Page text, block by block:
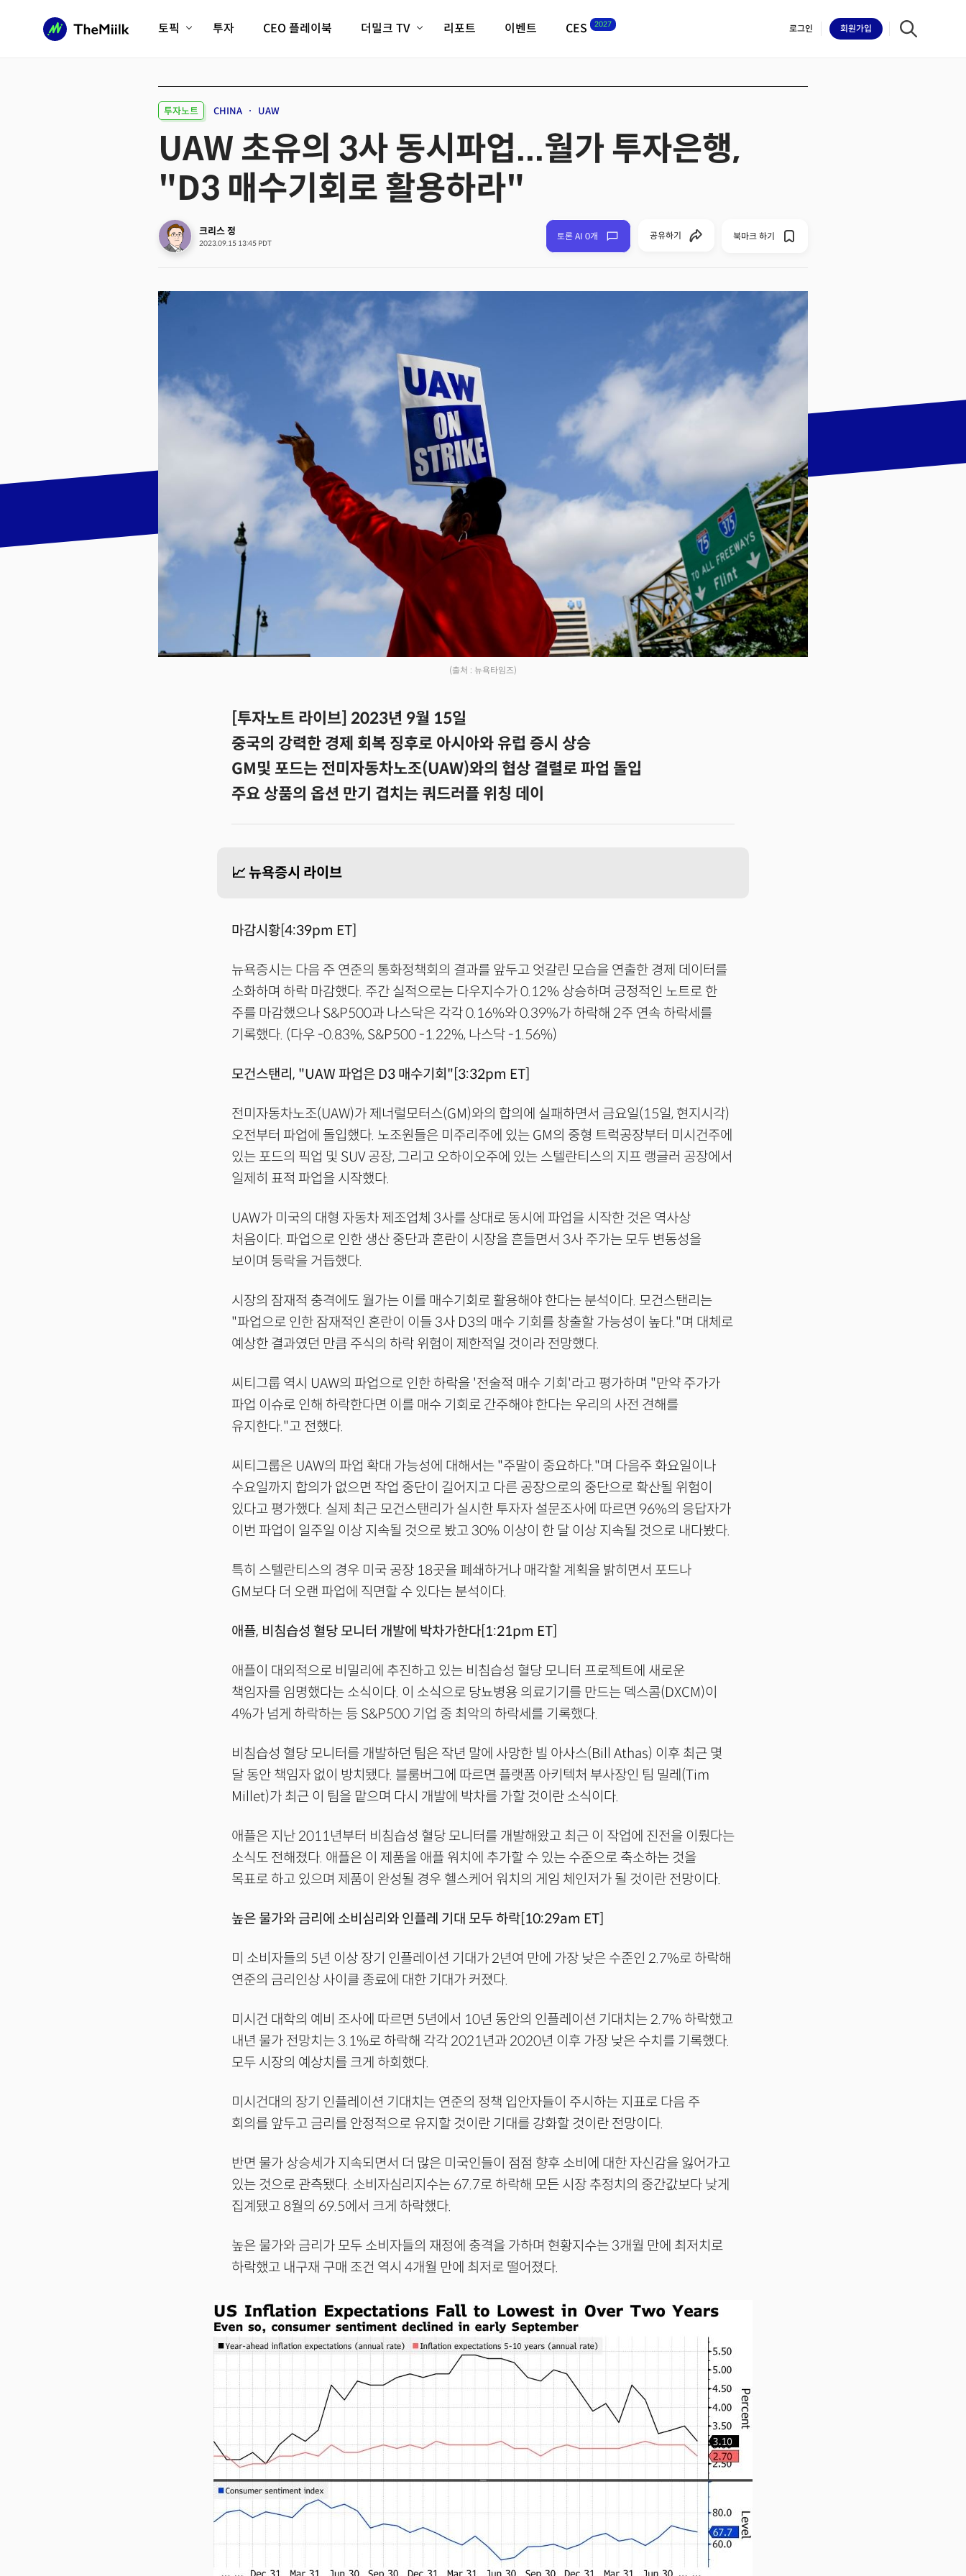
토픽
피지컬AI/로봇
AX비즈니스혁명 미래 교육/직업
전체 기사 보기
투자 CEO 플레이북 더밀크 TV
크리스의 뉴욕 시그널
더밀크 아카데미
더웨이브/트렌드쇼
리포트 이벤트 CES 2027
필드 가이드
CES2027 with TheMiilk
로그인 회원가입
투자노트 CHINA UAW
UAW 초유의 3사 동시파업...월가 투자은행,
"D3 매수기회로 활용하라"
크리스 정
2023.09.15 13:45 PDT
토론 AI 0개 공유하기
Twitter
기사링크 복사하기
북마크 하기
(출처 : 뉴욕타임즈)
[투자노트 라이브] 2023년 9월 15일
중국의 강력한 경제 회복 징후로 아시아와 유럽 증시 상승
GM및 포드는 전미자동차노조(UAW)와의 협상 결렬로 파업 돌입
주요 상품의 옵션 만기 겹치는 쿼드러플 위칭 데이
📈 뉴욕증시 라이브
마감시황[4:39pm ET]
뉴욕증시는 다음 주 연준의 통화정책회의 결과를 앞두고 엇갈린 모습을 연출한 경제 데이터를
소화하며 하락 마감했다. 주간 실적으로는 다우지수가 0.12% 상승하며 긍정적인 노트로 한
주를 마감했으나 S&P500과 나스닥은 각각 0.16%와 0.39%가 하락해 2주 연속 하락세를
기록했다. (다우 -0.83%, S&P500 -1.22%, 나스닥 -1.56%)
모건스탠리, "UAW 파업은 D3 매수기회"[3:32pm ET]
전미자동차노조(UAW)가 제너럴모터스(GM)와의 합의에 실패하면서 금요일(15일, 현지시각)
오전부터 파업에 돌입했다. 노조원들은 미주리주에 있는 GM의 중형 트럭공장부터 미시건주에
있는 포드의 픽업 및 SUV 공장, 그리고 오하이오주에 있는 스텔란티스의 지프 랭글러 공장에서
일제히 표적 파업을 시작했다.
UAW가 미국의 대형 자동차 제조업체 3사를 상대로 동시에 파업을 시작한 것은 역사상
처음이다. 파업으로 인한 생산 중단과 혼란이 시장을 흔들면서 3사 주가는 모두 변동성을
보이며 등락을 거듭했다.
시장의 잠재적 충격에도 월가는 이를 매수기회로 활용해야 한다는 분석이다. 모건스탠리는
"파업으로 인한 잠재적인 혼란이 이들 3사 D3의 매수 기회를 창출할 가능성이 높다."며 대체로
예상한 결과였던 만큼 주식의 하락 위험이 제한적일 것이라 전망했다.
씨티그룹 역시 UAW의 파업으로 인한 하락을 '전술적 매수 기회'라고 평가하며 "만약 주가가
파업 이슈로 인해 하락한다면 이를 매수 기회로 간주해야 한다는 우리의 사전 견해를
유지한다."고 전했다.
씨티그룹은 UAW의 파업 확대 가능성에 대해서는 "주말이 중요하다."며 다음주 화요일이나
수요일까지 합의가 없으면 작업 중단이 길어지고 다른 공장으로의 중단으로 확산될 위험이
있다고 평가했다. 실제 최근 모건스탠리가 실시한 투자자 설문조사에 따르면 96%의 응답자가
이번 파업이 일주일 이상 지속될 것으로 봤고 30% 이상이 한 달 이상 지속될 것으로 내다봤다.
특히 스텔란티스의 경우 미국 공장 18곳을 폐쇄하거나 매각할 계획을 밝히면서 포드나
GM보다 더 오랜 파업에 직면할 수 있다는 분석이다.
애플, 비침습성 혈당 모니터 개발에 박차가한다[1:21pm ET]
애플이 대외적으로 비밀리에 추진하고 있는 비침습성 혈당 모니터 프로젝트에 새로운
책임자를 임명했다는 소식이다. 이 소식으로 당뇨병용 의료기기를 만드는 덱스콤(DXCM)이
4%가 넘게 하락하는 등 S&P500 기업 중 최악의 하락세를 기록했다.
비침습성 혈당 모니터를 개발하던 팀은 작년 말에 사망한 빌 아사스(Bill Athas) 이후 최근 몇
달 동안 책임자 없이 방치됐다. 블룸버그에 따르면 플랫폼 아키텍처 부사장인 팀 밀레(Tim
Millet)가 최근 이 팀을 맡으며 다시 개발에 박차를 가할 것이란 소식이다.
애플은 지난 2011년부터 비침습성 혈당 모니터를 개발해왔고 최근 이 작업에 진전을 이뤘다는
소식도 전해졌다. 애플은 이 제품을 애플 워치에 추가할 수 있는 수준으로 축소하는 것을
목표로 하고 있으며 제품이 완성될 경우 헬스케어 워치의 게임 체인저가 될 것이란 전망이다.
높은 물가와 금리에 소비심리와 인플레 기대 모두 하락[10:29am ET]
미 소비자들의 5년 이상 장기 인플레이션 기대가 2년여 만에 가장 낮은 수준인 2.7%로 하락해
연준의 금리인상 사이클 종료에 대한 기대가 커졌다.
미시건 대학의 예비 조사에 따르면 5년에서 10년 동안의 인플레이션 기대치는 2.7% 하락했고
내년 물가 전망치는 3.1%로 하락해 각각 2021년과 2020년 이후 가장 낮은 수치를 기록했다.
모두 시장의 예상치를 크게 하회했다.
미시건대의 장기 인플레이션 기대치는 연준의 정책 입안자들이 주시하는 지표로 다음 주
회의를 앞두고 금리를 안정적으로 유지할 것이란 기대를 강화할 것이란 전망이다.
반면 물가 상승세가 지속되면서 더 많은 미국인들이 점점 향후 소비에 대한 자신감을 잃어가고
있는 것으로 관측됐다. 소비자심리지수는 67.7로 하락해 모든 시장 추정치의 중간값보다 낮게
집계됐고 8월의 69.5에서 크게 하락했다.
높은 물가와 금리가 모두 소비자들의 재정에 충격을 가하며 현황지수는 3개월 만에 최저치로
하락했고 내구재 구매 조건 역시 4개월 만에 최저로 떨어졌다.